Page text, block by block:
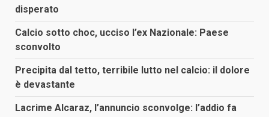
disperato
Calcio sotto choc, ucciso l’ex Nazionale: Paese
sconvolto
Precipita dal tetto, terribile lutto nel calcio: il dolore
è devastante
Lacrime Alcaraz, l’annuncio sconvolge: l’addio fa